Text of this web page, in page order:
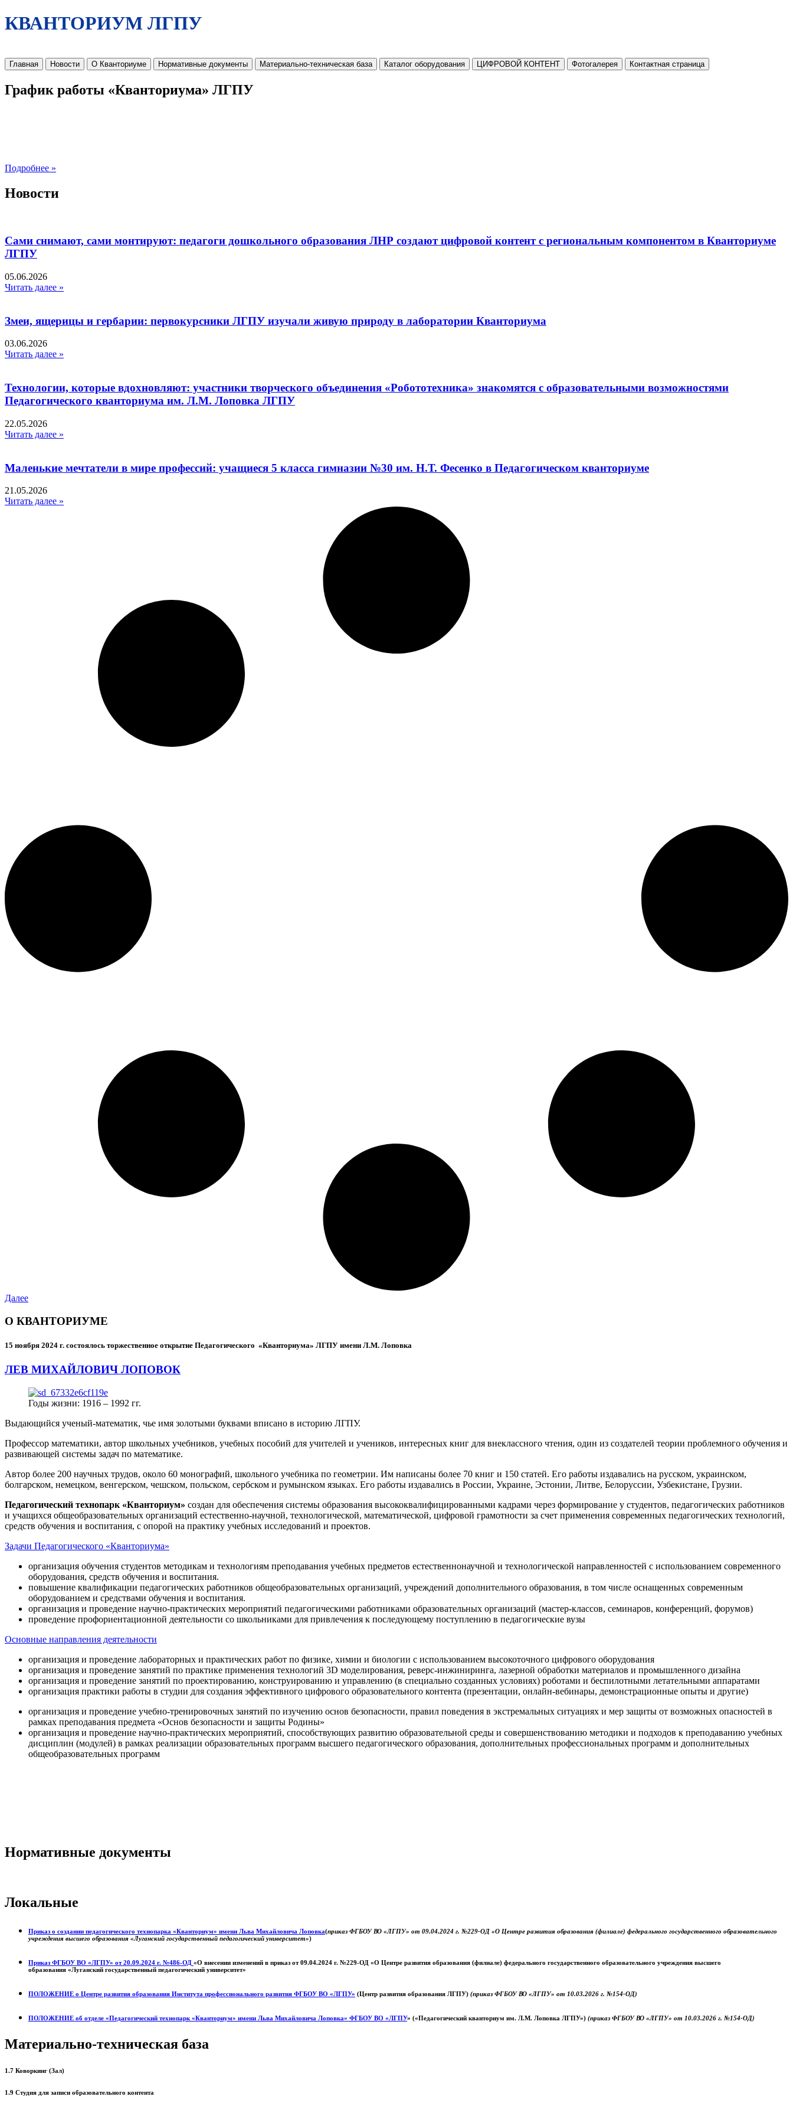
КВАНТОРИУМ ЛГПУ
Главная Новости О Кванториуме Нормативные документы Материально-техническая база Каталог оборудования ЦИФРОВОЙ КОНТЕНТ Фотогалерея Контактная страница
График работы «Кванториума» ЛГПУ
Подробнее »
Новости
Сами снимают, сами монтируют: педагоги дошкольного образования ЛНР создают цифровой контент с региональным компонентом в Кванториуме
ЛГПУ​
05.06.2026
Читать далее »
Змеи, ящерицы и гербарии: первокурсники ЛГПУ изучали живую природу в лаборатории Кванториума
03.06.2026
Читать далее »
Технологии, которые вдохновляют: участники творческого объединения «Робототехника» знакомятся с образовательными возможностями
Педагогического кванториума им. Л.М. Лоповка ЛГПУ
22.05.2026
Читать далее »
Маленькие мечтатели в мире профессий: учащиеся 5 класса гимназии №30 им. Н.Т. Фесенко в Педагогическом кванториуме
21.05.2026
Читать далее »
Далее
О КВАНТОРИУМЕ
15 ноября 2024 г. состоялось торжественное открытие Педагогического «Кванториума» ЛГПУ имени Л.М. Лоповка
ЛЕВ МИХАЙЛОВИЧ ЛОПОВОК
Годы жизни: 1916 – 1992 гг.
Выдающийся ученый-математик, чье имя золотыми буквами вписано в историю ЛГПУ.
Профессор математики, автор школьных учебников, учебных пособий для учителей и учеников, интересных книг для внеклассного чтения, один из создателей теории проблемного обучения и
развивающей системы задач по математике.
Автор более 200 научных трудов, около 60 монографий, школьного учебника по геометрии. Им написаны более 70 книг и 150 статей. Его работы издавались на русском, украинском,
болгарском, немецком, венгерском, чешском, польском, сербском и румынском языках. Его работы издавались в России, Украине, Эстонии, Литве, Белоруссии, Узбекистане, Грузии.
Педагогический технопарк «Кванториум» создан для обеспечения системы образования высококвалифицированными кадрами через формирование у студентов, педагогических работников
и учащихся общеобразовательных организаций естественно-научной, технологической, математической, цифровой грамотности за счет применения современных педагогических технологий,
средств обучения и воспитания, с опорой на практику учебных исследований и проектов.
Задачи Педагогического «Кванториума»
организация обучения студентов методикам и технологиям преподавания учебных предметов естественнонаучной и технологической направленностей с использованием современного
оборудования, средств обучения и воспитания.
повышение квалификации педагогических работников общеобразовательных организаций, учреждений дополнительного образования, в том числе оснащенных современным
оборудованием и средствами обучения и воспитания.
организация и проведение научно-практических мероприятий педагогическими работниками образовательных организаций (мастер-классов, семинаров, конференций, форумов)
проведение профориентационной деятельности со школьниками для привлечения к последующему поступлению в педагогические вузы
Основные направления деятельности
организация и проведение лабораторных и практических работ по физике, химии и биологии с использованием высокоточного цифрового оборудования
организация и проведение занятий по практике применения технологий 3D моделирования, реверс-инжиниринга, лазерной обработки материалов и промышленного дизайна
организация и проведение занятий по проектированию, конструированию и управлению (в специально созданных условиях) роботами и беспилотными летательными аппаратами
организация практики работы в студии для создания эффективного цифрового образовательного контента (презентации, онлайн-вебинары, демонстрационные опыты и другие)
организация и проведение учебно-тренировочных занятий по изучению основ безопасности, правил поведения в экстремальных ситуациях и мер защиты от возможных опасностей в
рамках преподавания предмета «Основ безопасности и защиты Родины»
организация и проведение научно-практических мероприятий, способствующих развитию образовательной среды и совершенствованию методики и подходов к преподаванию учебных
дисциплин (модулей) в рамках реализации образовательных программ высшего педагогического образования, дополнительных профессиональных программ и дополнительных
общеобразовательных программ
Нормативные документы
Локальные
Приказ о создании педагогического технопарка «Кванториум» имени Льва Михайловича Лоповка(приказ ФГБОУ ВО «ЛГПУ» от 09.04.2024 г. №229-ОД «О Центре развития образования (филиале) федерального государственного образовательного
учреждения высшего образования «Луганский государственный педагогический университет»)
Приказ ФГБОУ ВО «ЛГПУ» от 20.09.2024 г. №486-ОД «О внесении изменений в приказ от 09.04.2024 г. №229-ОД «О Центре развития образования (филиале) федерального государственного образовательного учреждения высшего
образования «Луганский государственный педагогический университет»
ПОЛОЖЕНИЕ о Центре развития образования Института профессионального развития ФГБОУ ВО «ЛГПУ» (Центр развития образования ЛГПУ) (приказ ФГБОУ ВО «ЛГПУ» от 10.03.2026 г. №154-ОД)
ПОЛОЖЕНИЕ об отделе «Педагогический технопарк «Кванториум» имени Льва Михайловича Лоповка» ФГБОУ ВО «ЛГПУ» («Педагогический кванториум им. Л.М. Лоповка ЛГПУ») (приказ ФГБОУ ВО «ЛГПУ» от 10.03.2026 г. №154-ОД)
Материально-техническая база
1.7 Коворкинг (Зал)
1.9 Студия для записи образовательного контента